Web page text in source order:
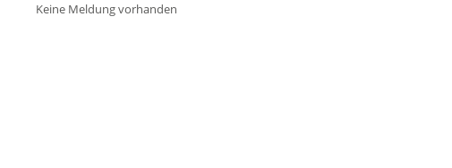
Keine Meldung vorhanden